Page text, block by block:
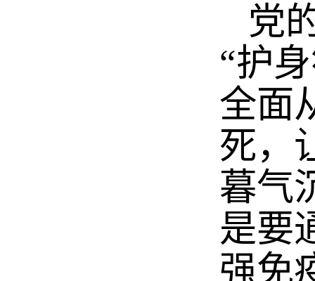
党
“护
全面
死，
暮气
是要
强免